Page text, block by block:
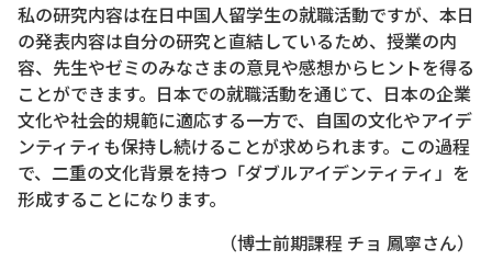
私の研究内容は在日中国人留学生の就職活動ですが、本日
の発表内容は自分の研究と直結しているため、授業の内
容、先生やゼミのみなさまの意見や感想からヒントを得る
ことができます。日本での就職活動を通じて、日本の企業
文化や社会的規範に適応する一方で、自国の文化やアイデ
ンティティも保持し続けることが求められます。この過程
で、二重の文化背景を持つ「ダブルアイデンティティ」を
形成することになります。
（博士前期課程 チョ 鳳寧さん）